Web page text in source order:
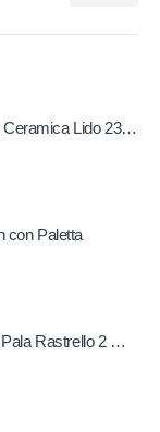
1 Pezzo Insalatiera Ciotola in Ceramica Lido 23 cm 2 Decori
con Paletta
Gioco Mare Spiaggia Paletta Pala Rastrello 2 Modelli